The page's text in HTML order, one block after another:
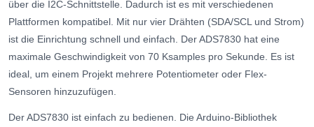
über die I2C-Schnittstelle. Dadurch ist es mit verschiedenen
Plattformen kompatibel. Mit nur vier Drähten (SDA/SCL und Strom)
ist die Einrichtung schnell und einfach. Der ADS7830 hat eine
maximale Geschwindigkeit von 70 Ksamples pro Sekunde. Es ist
ideal, um einem Projekt mehrere Potentiometer oder Flex-
Sensoren hinzuzufügen.
Der ADS7830 ist einfach zu bedienen. Die Arduino-Bibliothek